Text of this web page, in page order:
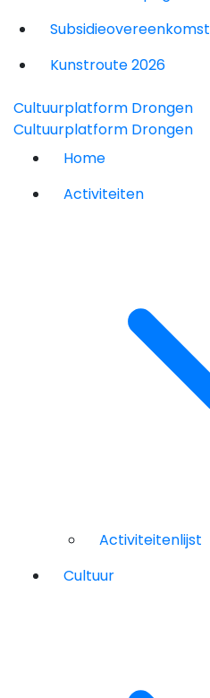
Subsidieovereenkomst
Kunstroute 2026
Cultuurplatform Drongen
Cultuurplatform Drongen
Home
Activiteiten
Activiteitenlijst
Cultuur